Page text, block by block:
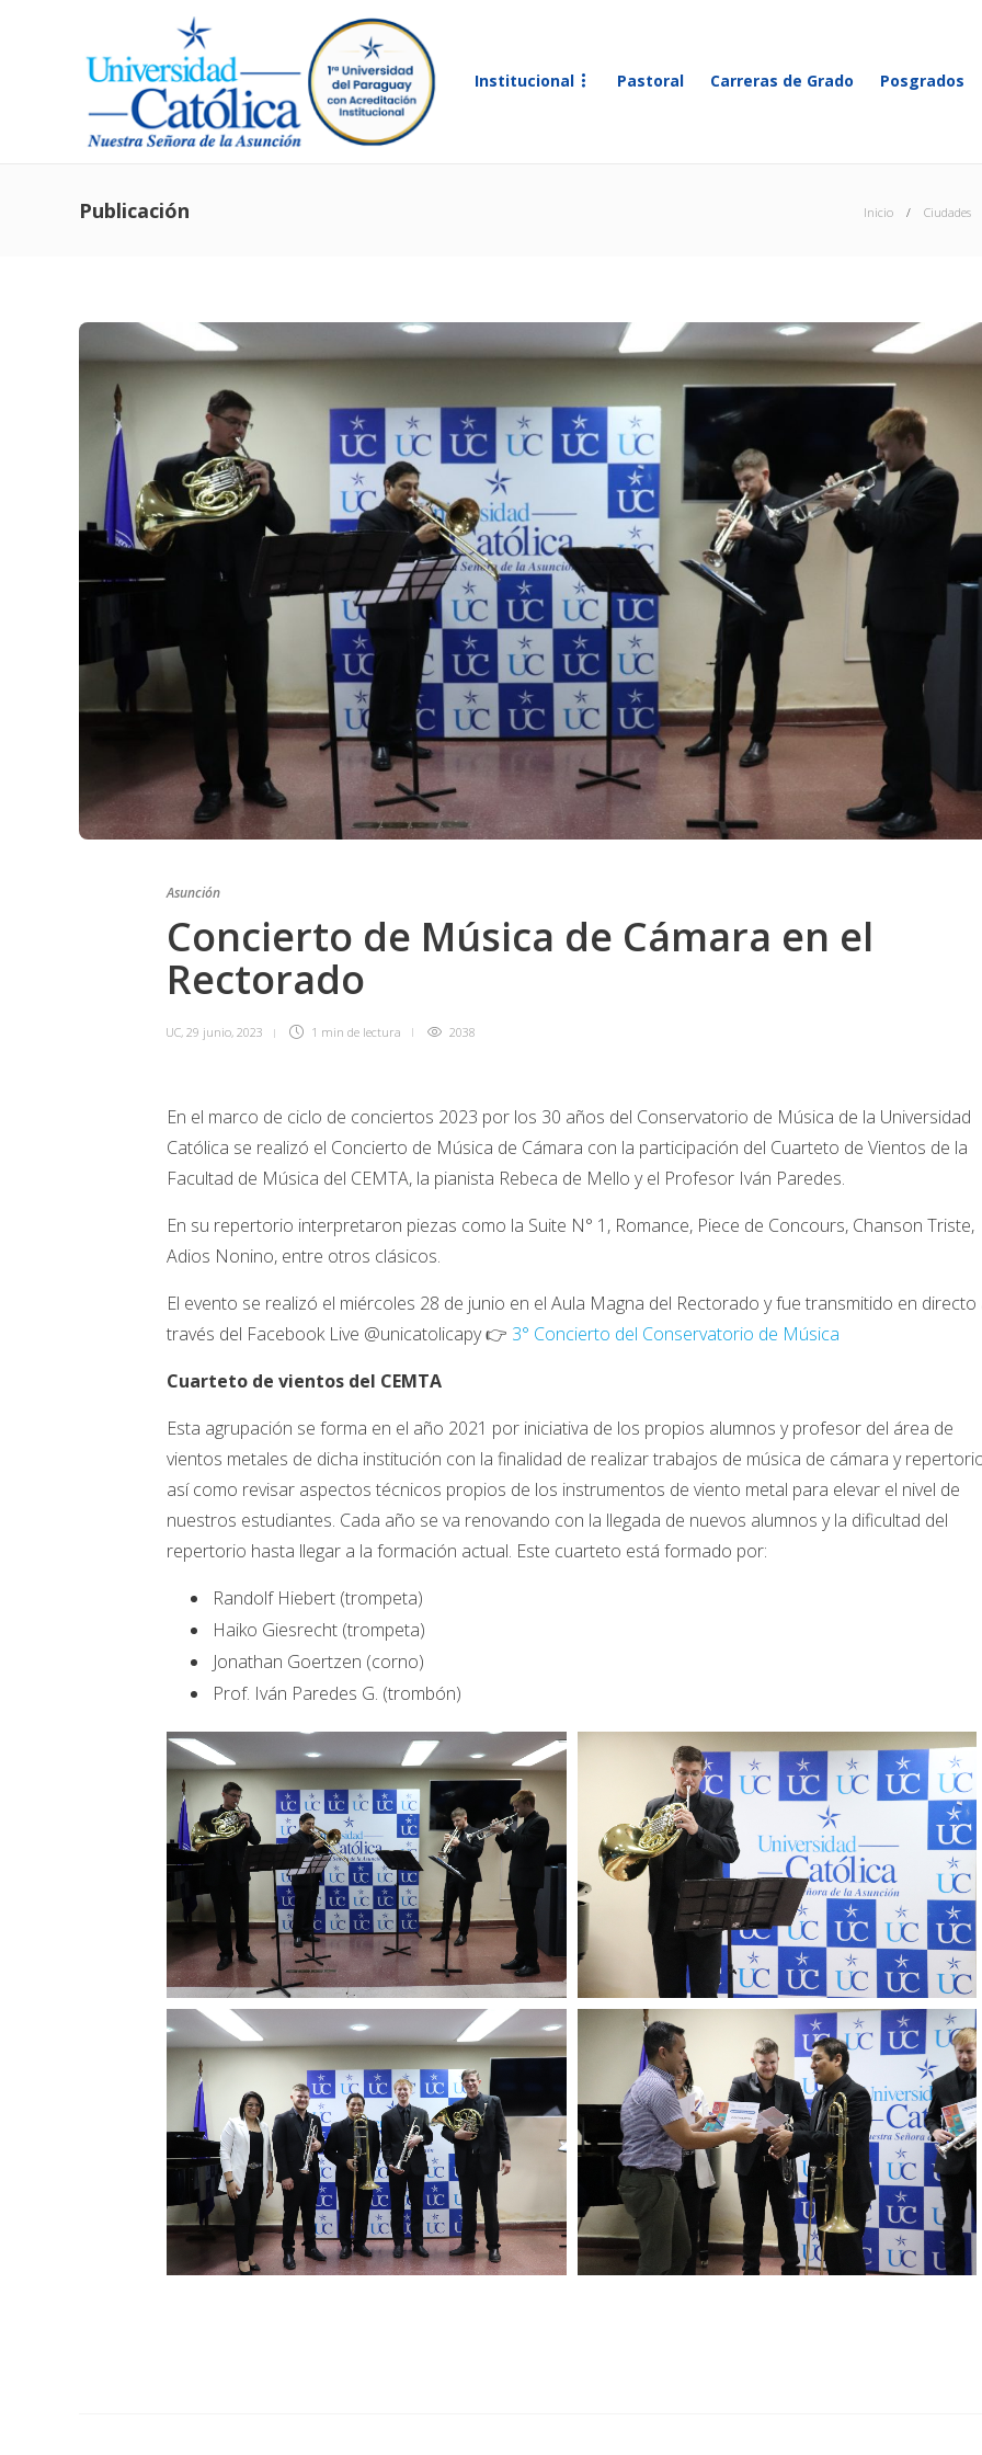
Institucional Pastoral Carreras de Grado Posgrados
Publicación Inicio Ciudades
Asunción
Concierto de Música de Cámara en el
Rectorado
UC, 29 junio, 2023 1 min de lectura 2038
En el marco de ciclo de conciertos 2023 por los 30 años del Conservatorio de Música de la Universidad
Católica se realizó el Concierto de Música de Cámara con la participación del Cuarteto de Vientos de la
Facultad de Música del CEMTA, la pianista Rebeca de Mello y el Profesor Iván Paredes.
En su repertorio interpretaron piezas como la Suite N° 1, Romance, Piece de Concours, Chanson Triste,
Adios Nonino, entre otros clásicos.
El evento se realizó el miércoles 28 de junio en el Aula Magna del Rectorado y fue transmitido en directo
través del Facebook Live @unicatolicapy 👉 3° Concierto del Conservatorio de Música
Cuarteto de vientos del CEMTA
Esta agrupación se forma en el año 2021 por iniciativa de los propios alumnos y profesor del área de
vientos metales de dicha institución con la finalidad de realizar trabajos de música de cámara y
así como revisar aspectos técnicos propios de los instrumentos de viento metal para elevar el nivel de
nuestros estudiantes. Cada año se va renovando con la llegada de nuevos alumnos y la dificultad del
repertorio hasta llegar a la formación actual. Este cuarteto está formado por:
Randolf Hiebert (trompeta)
Haiko Giesrecht (trompeta)
Jonathan Goertzen (corno)
Prof. Iván Paredes G. (trombón)